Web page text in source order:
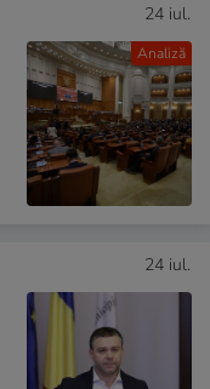
Analiză
24 iul.
24 iul.